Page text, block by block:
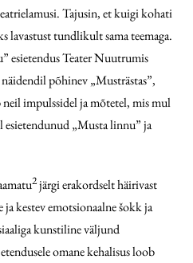
Tajusin, et kuigi kohati
lavastust tundlikult sama teemaga.
esietendus Teater Nuutrumis
põhinev „Musträstas”,
impulssidel ja mõtetel, mis mul
esietendunud „Musta linnu” ja
2järgi erakordselt häirivast
kestev emotsionaalne šokk ja
kunstiline väljund
omane kehalisus loob